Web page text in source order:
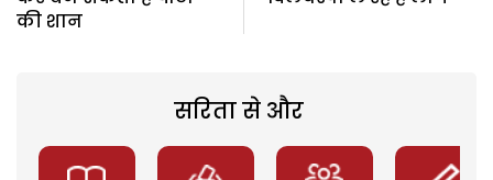
की शान
सरिता से और